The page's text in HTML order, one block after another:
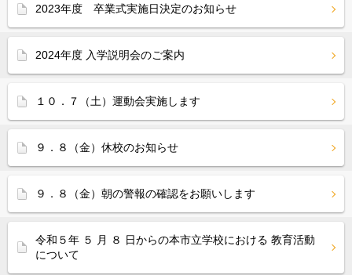
2023年度 卒業式実施日決定のお知らせ
2024年度 入学説明会のご案内
１０．７（土）運動会実施します
９．８（金）休校のお知らせ
９．８（金）朝の警報の確認をお願いします
令和５年 ５ 月 ８ 日からの本市立学校における 教育活動
について